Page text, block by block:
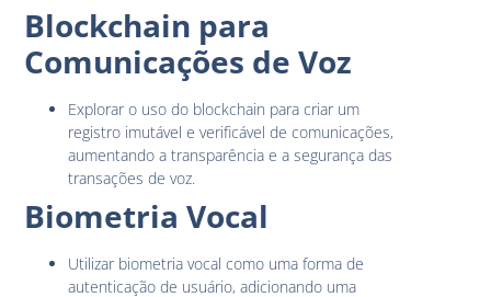
Blockchain para
Comunicações de Voz
Explorar o uso do blockchain para criar um
registro imutável e verificável de comunicações,
aumentando a transparência e a segurança das
transações de voz.
Biometria Vocal
Utilizar biometria vocal como uma forma de
autenticação de usuário, adicionando uma